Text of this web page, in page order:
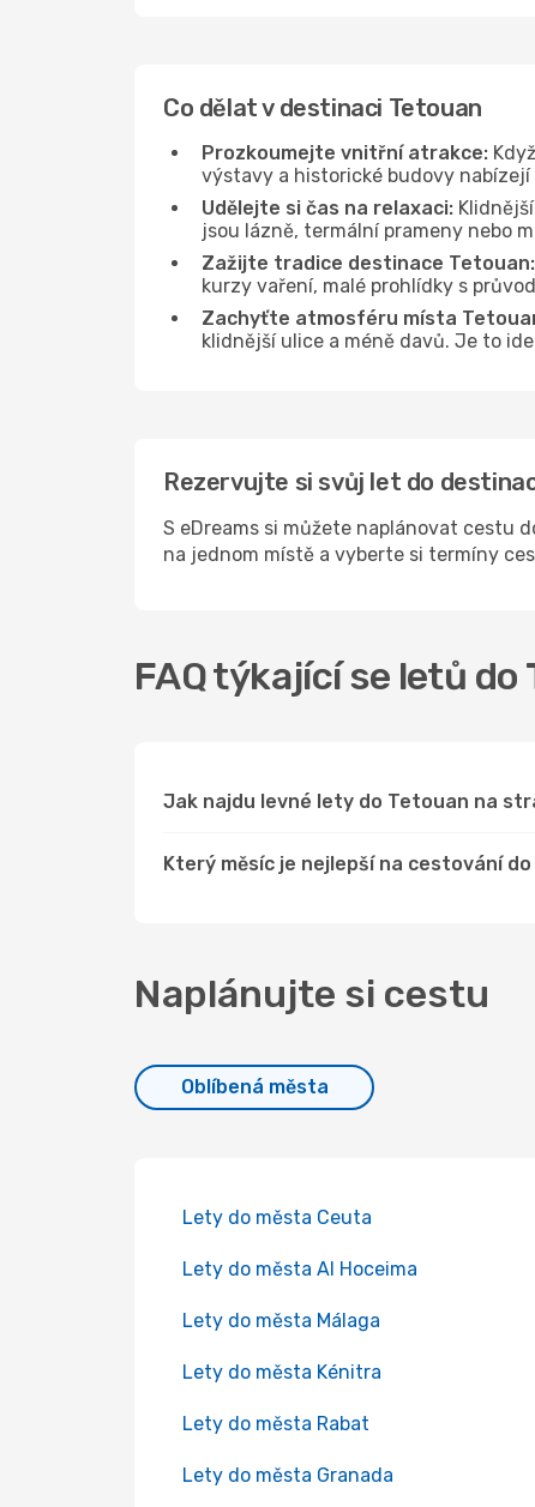
Co dělat v destinaci Tetouan
Prozkoumejte vnitřní atrakce:
výstavy a historické budovy
Udělejte si čas na relaxaci:
jsou lázně, termální prameny nebo
Zažijte tradice destinace Tetouan:
kurzy vaření, malé prohlídky s
Zachyťte atmosféru místa
klidnější ulice a méně davů. Je to
Rezervujte si svůj let do
S eDreams si můžete naplánovat cestu
na jednom místě a vyberte si termíny
FAQ týkající se letů do
Jak najdu levné lety do Tetouan na
Který měsíc je nejlepší na cestování
Naplánujte si cestu
Oblíbená města
Lety do města Ceuta
Lety do města Al Hoceima
Lety do města Málaga
Lety do města Kénitra
Lety do města Rabat
Lety do města Granada